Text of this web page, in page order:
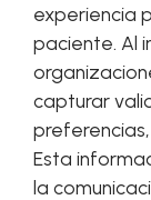
experiencia
paciente. Al
capturar
Esta
la